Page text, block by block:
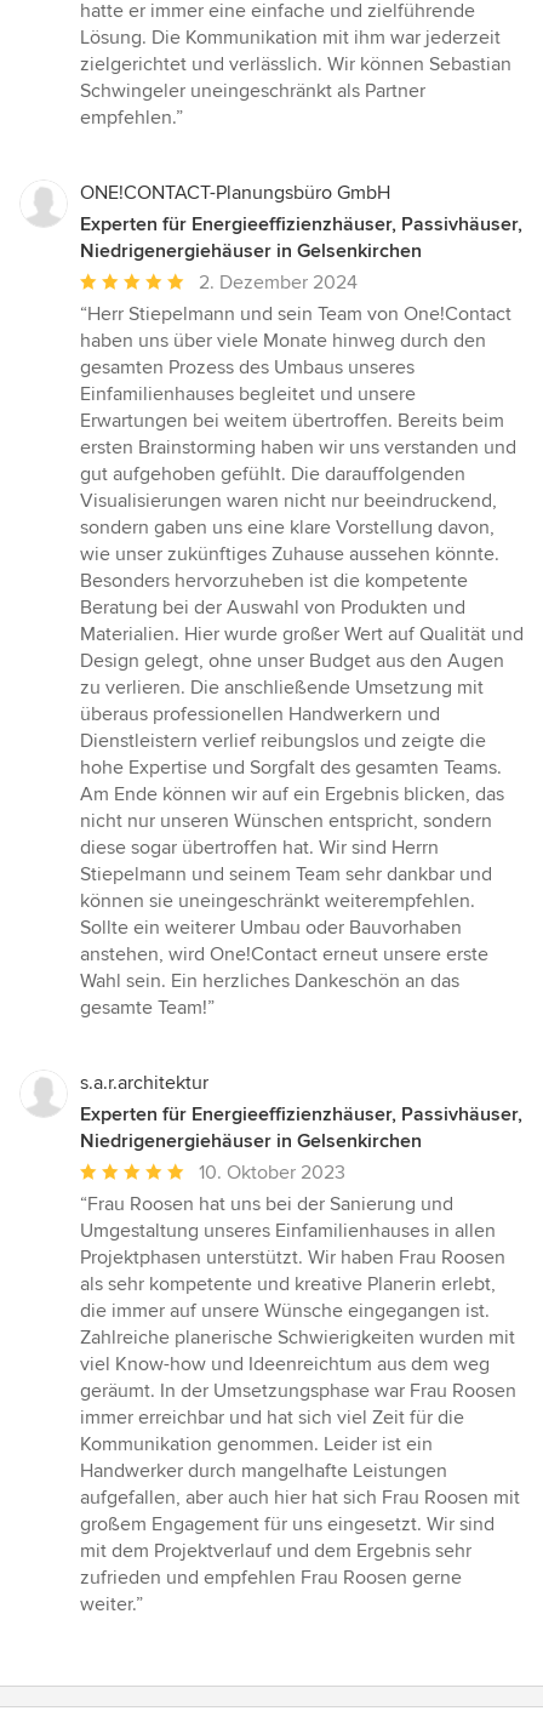
hatte er immer eine einfache und zielführende
Lösung. Die Kommunikation mit ihm war jederzeit
zielgerichtet und verlässlich. Wir können Sebastian
Schwingeler uneingeschränkt als Partner
empfehlen.”
ONE!CONTACT-Planungsbüro GmbH
Experten für Energieeffizienzhäuser, Passivhäuser,
Niedrigenergiehäuser in Gelsenkirchen
Durchschnittliche
Bewertung:
5
von
5
Sternen
2. Dezember 2024
“Herr Stiepelmann und sein Team von One!Contact
haben uns über viele Monate hinweg durch den
gesamten Prozess des Umbaus unseres
Einfamilienhauses begleitet und unsere
Erwartungen bei weitem übertroffen. Bereits beim
ersten Brainstorming haben wir uns verstanden und
gut aufgehoben gefühlt. Die darauffolgenden
Visualisierungen waren nicht nur beeindruckend,
sondern gaben uns eine klare Vorstellung davon,
wie unser zukünftiges Zuhause aussehen könnte.
Besonders hervorzuheben ist die kompetente
Beratung bei der Auswahl von Produkten und
Materialien. Hier wurde großer Wert auf Qualität und
Design gelegt, ohne unser Budget aus den Augen
zu verlieren. Die anschließende Umsetzung mit
überaus professionellen Handwerkern und
Dienstleistern verlief reibungslos und zeigte die
hohe Expertise und Sorgfalt des gesamten Teams.
Am Ende können wir auf ein Ergebnis blicken, das
nicht nur unseren Wünschen entspricht, sondern
diese sogar übertroffen hat. Wir sind Herrn
Stiepelmann und seinem Team sehr dankbar und
können sie uneingeschränkt weiterempfehlen.
Sollte ein weiterer Umbau oder Bauvorhaben
anstehen, wird One!Contact erneut unsere erste
Wahl sein. Ein herzliches Dankeschön an das
gesamte Team!”
s.a.r.architektur
Experten für Energieeffizienzhäuser, Passivhäuser,
Niedrigenergiehäuser in Gelsenkirchen
Durchschnittliche
Bewertung:
5
von
5
Sternen
10. Oktober 2023
“Frau Roosen hat uns bei der Sanierung und
Umgestaltung unseres Einfamilienhauses in allen
Projektphasen unterstützt. Wir haben Frau Roosen
als sehr kompetente und kreative Planerin erlebt,
die immer auf unsere Wünsche eingegangen ist.
Zahlreiche planerische Schwierigkeiten wurden mit
viel Know-how und Ideenreichtum aus dem weg
geräumt. In der Umsetzungsphase war Frau Roosen
immer erreichbar und hat sich viel Zeit für die
Kommunikation genommen. Leider ist ein
Handwerker durch mangelhafte Leistungen
aufgefallen, aber auch hier hat sich Frau Roosen mit
großem Engagement für uns eingesetzt. Wir sind
mit dem Projektverlauf und dem Ergebnis sehr
zufrieden und empfehlen Frau Roosen gerne
weiter.”